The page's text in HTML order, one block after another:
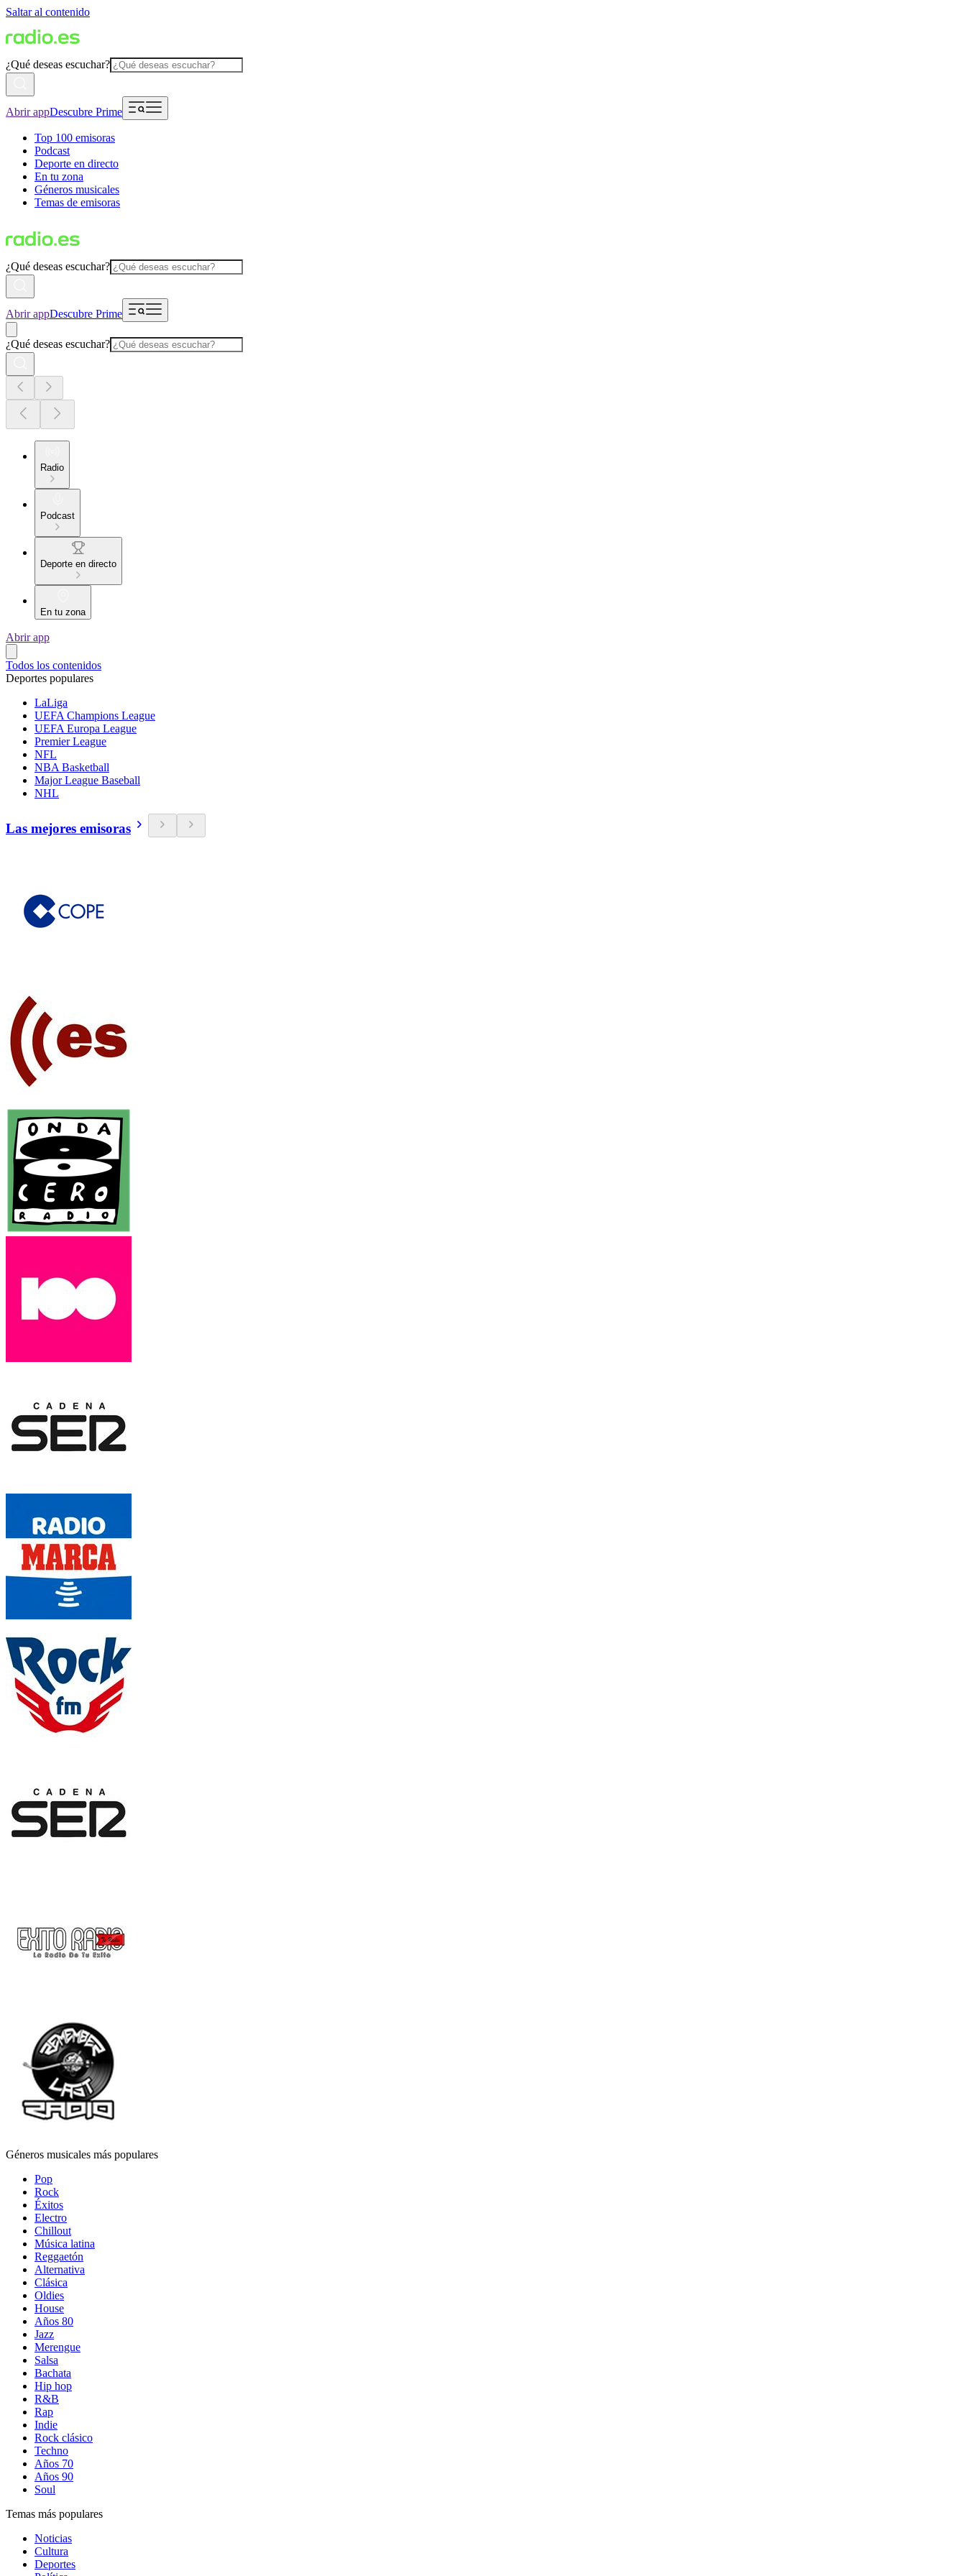
Saltar al contenido
¿Qué deseas escuchar?
Abrir appDescubre Prime
Top 100 emisoras
Podcast
Deporte en directo
En tu zona
Géneros musicales
Temas de emisoras
¿Qué deseas escuchar?
Abrir appDescubre Prime
¿Qué deseas escuchar?
Radio
Podcast
Deporte en directo
En tu zona
Abrir app
Todos los contenidos
Deportes populares
LaLiga
UEFA Champions League
UEFA Europa League
Premier League
NFL
NBA Basketball
Major League Baseball
NHL
Las mejores emisoras
Géneros musicales más populares
Pop
Rock
Éxitos
Electro
Chillout
Música latina
Reggaetón
Alternativa
Clásica
Oldies
House
Años 80
Jazz
Merengue
Salsa
Bachata
Hip hop
R&B
Rap
Indie
Rock clásico
Techno
Años 70
Años 90
Soul
Temas más populares
Noticias
Cultura
Deportes